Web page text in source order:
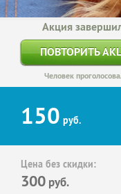
Акция
ПОВТОРИТЬ
Человек
150 руб.
Цена без скидки:
300 руб.